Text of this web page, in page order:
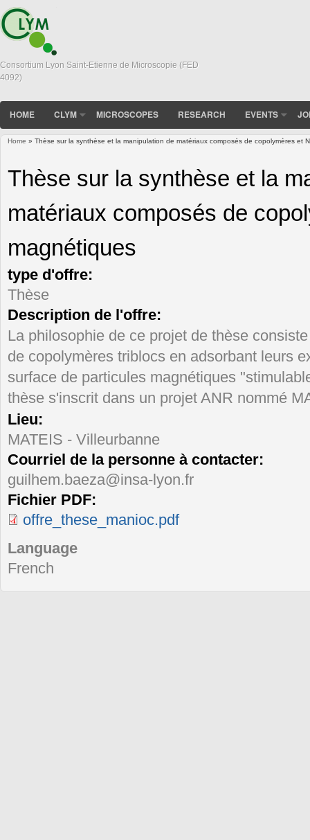
Consortium Lyon Saint-Etienne de Microscopie (FED
4092)
HOME CLYM MICROSCOPES RESEARCH EVENTS
Home » Thèse sur la synthèse et la manipulation de matériaux composés de copolymères et
Thèse sur la synthèse et la
matériaux composés de
magnétiques
type d'offre:
Thèse
Description de l'offre:
La philosophie de ce projet de thèse
de copolymères triblocs en adsorbant leurs
surface de particules magnétiques
thèse s'inscrit dans un projet ANR nommé
Lieu:
MATEIS - Villeurbanne
Courriel de la personne à contacter:
guilhem.baeza@insa-lyon.fr
Fichier PDF:
offre_these_manioc.pdf
Language
French